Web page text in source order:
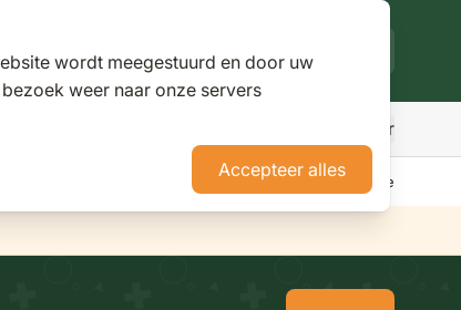
wordt meegestuurd en door uw
weer naar onze servers
Accepteer alles
Meer
AdviesNieuwsKlantenservice